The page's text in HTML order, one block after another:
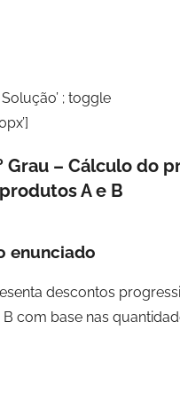
; toggle
Grau – Cálculo do
A e B
enunciado
descontos
com base nas